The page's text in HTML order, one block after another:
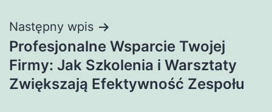
Następny wpis
Profesjonalne Wsparcie Twojej
Firmy: Jak Szkolenia i Warsztaty
Zwiększają Efektywność Zespołu